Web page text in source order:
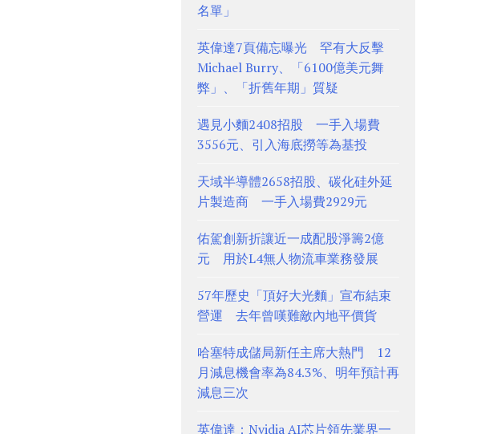
名單」
英偉達7頁備忘曝光 罕有大反擊
Michael Burry、「6100億美元舞
弊」、「折舊年期」質疑
遇見小麵2408招股 一手入場費
3556元、引入海底撈等為基投
天域半導體2658招股、碳化硅外延
片製造商 一手入場費2929元
佑駕創新折讓近一成配股淨籌2億
元 用於L4無人物流車業務發展
57年歷史「頂好大光麵」宣布結束
營運 去年曾嘆難敵內地平價貨
哈塞特成儲局新任主席大熱門 12
月減息機會率為84.3%、明年預計再
減息三次
英偉達：Nvidia AI芯片領先業界一